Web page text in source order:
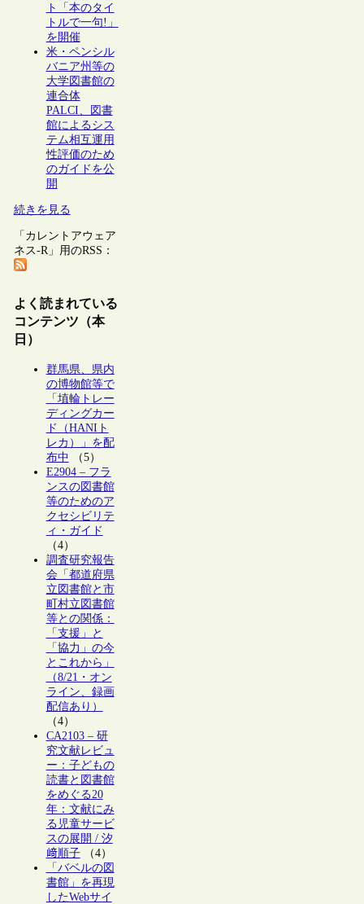
ト「本のタイ
トルで一句!」
を開催
米・ペンシル
バニア州等の
大学図書館の
連合体
PALCI、図書
館によるシス
テム相互運用
性評価のため
のガイドを公
開
続きを見る
「カレントアウェア
ネス-R」用のRSS：
よく読まれている
コンテンツ（本
日）
群馬県、県内
の博物館等で
「埴輪トレー
ディングカー
ド（HANIト
レカ）」を配
布中 （5）
E2904 – フラ
ンスの図書館
等のためのア
クセシビリテ
ィ・ガイド
（4）
調査研究報告
会「都道府県
立図書館と市
町村立図書館
等との関係：
「支援」と
「協力」の今
とこれから」
（8/21・オン
ライン、録画
配信あり）
（4）
CA2103 – 研
究文献レビュ
ー：子どもの
読書と図書館
をめぐる20
年：文献にみ
る児童サービ
スの展開 / 汐
﨑順子（4）
「バベルの図
書館」を再現
したWebサイ